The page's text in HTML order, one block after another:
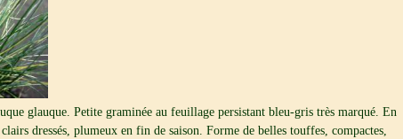
glauque. Petite graminée au feuillage persistant bleu-gris très marqué. En
dressés, plumeux en fin de saison. Forme de belles touffes, compactes,